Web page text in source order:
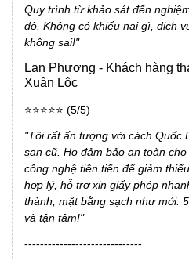
Quy trình từ khảo sát đến
độ. Không có khiếu nại gì, dịch
không sai!"
Lan Phương - Khách hàng
Xuân Lộc
⭐⭐⭐⭐⭐ (5/5)
"Tôi rất ấn tượng với cách Quốc
sạn cũ. Họ đảm bảo an toàn
công nghệ tiên tiến để giảm
hợp lý, hỗ trợ xin giấy phép
thành, mặt bằng sạch như mới.
và tận tâm!"
------------------------------